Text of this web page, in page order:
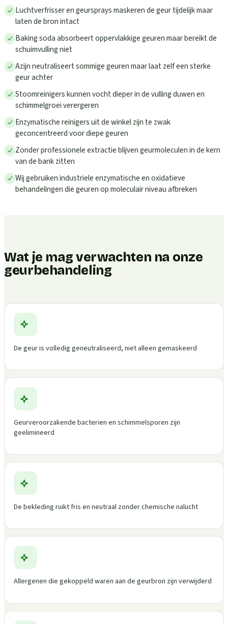
Luchtverfrisser en geursprays maskeren de geur tijdelijk maar
laten de bron intact
Baking soda absorbeert oppervlakkige geuren maar bereikt de
schuimvulling niet
Azijn neutraliseert sommige geuren maar laat zelf een sterke
geur achter
Stoomreinigers kunnen vocht dieper in de vulling duwen en
schimmelgroei verergeren
Enzymatische reinigers uit de winkel zijn te zwak
geconcentreerd voor diepe geuren
Zonder professionele extractie blijven geurmoleculen in de kern
van de bank zitten
Wij gebruiken industriele enzymatische en oxidatieve
behandelingen die geuren op moleculair niveau afbreken
Wat je mag verwachten na onze
geurbehandeling
De geur is volledig geneutraliseerd, niet alleen gemaskeerd
Geurveroorzakende bacterien en schimmelsporen zijn
geelimineerd
De bekleding ruikt fris en neutraal zonder chemische nalucht
Allergenen die gekoppeld waren aan de geurbron zijn verwijderd